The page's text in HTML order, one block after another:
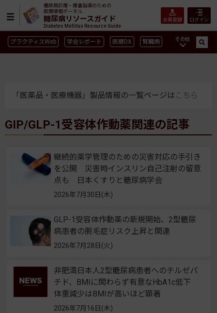
糖尿病診療・療養指導のための
医療情報ポータル
糖尿病リソースガイド
Diabetes Mellitus Resource Guide
ログイン
会員登録
プラクティスWeb 学会レポート 医療DX 腎臓病
インスリン製剤 薬物療法 食事療法 運動療法
その他
「医薬品・医療機器」製品情報の一覧ページは こちら
GIP/GLP-1受容体作動薬関連の記事
継続的薬学管理のための災害対応の手引き
を公開 災害時インスリン自己注射の留意
点も 日本くすりと糖尿病学会
2026年7月30日(木)
GLP-1受容体作動薬の新規開始、2型糖尿
病患者の脱毛症リスク上昇と関連
2026年7月28日(火)
非肥満日本人2型糖尿病患者へのチルゼパ
チド、BMIに関わらず有意なHbA1c低下
体重減少はBMIが高いほど顕著
2026年7月16日(木)